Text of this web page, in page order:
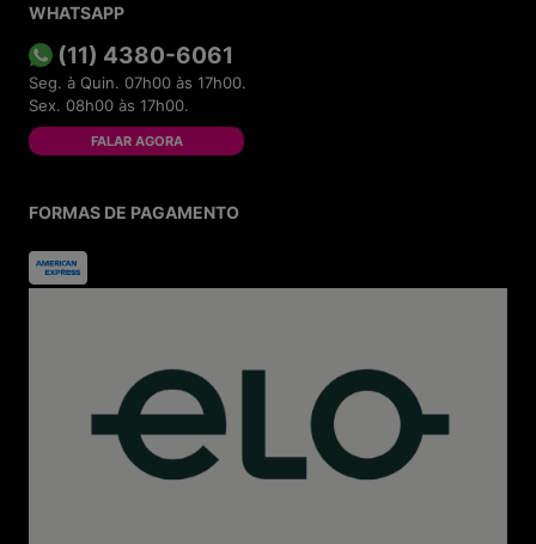
WHATSAPP
(11) 4380-6061
Seg. à Quin. 07h00 às 17h00.
Sex. 08h00 às 17h00.
FALAR AGORA
FORMAS DE PAGAMENTO